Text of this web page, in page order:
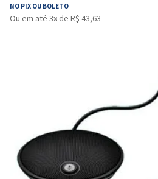
NO PIX OU BOLETO
Ou em até 3x de R$ 43,63